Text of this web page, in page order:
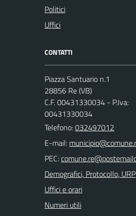
Politici
Uffici
CONTATTI
Piazza Santuario n.1
28856 Re (VB)
C.F. 00431330034 - P.Iva:
00431330034
Telefono:032497012
E-mail:
PEC:
Demografici, Protocollo, URP
Uffici e orari
Numeri utili